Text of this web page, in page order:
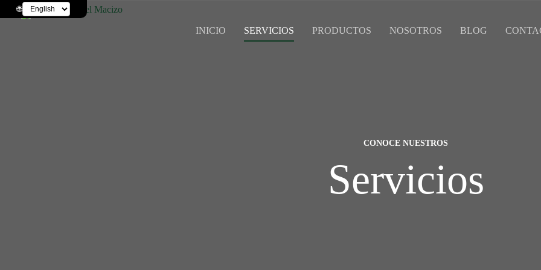
Saltar
INICIO SERVICIOS PRODUCTOS NOSOTROS BLOG
CONOCE NUESTROS
Servicios
🌐